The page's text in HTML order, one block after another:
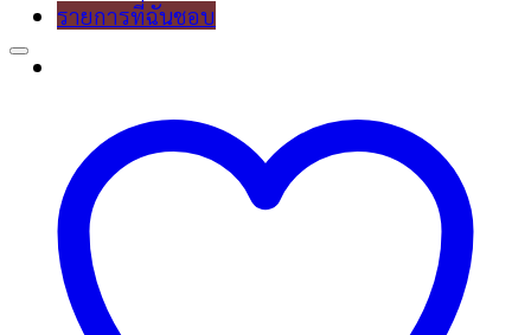
รายการที่ฉันชอบ